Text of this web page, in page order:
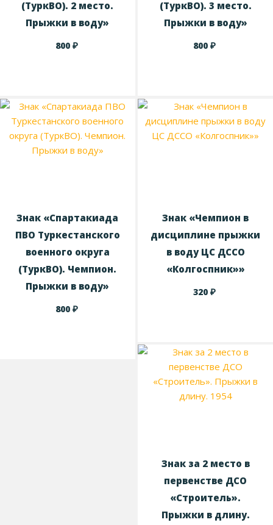
(ТуркВО). 2 место.
Прыжки в воду»
800 ₽
(ТуркВО). 3 место.
Прыжки в воду»
800₽
Знак «Спартакиада
ПВО Туркестанского
военного округа
(ТуркВО). Чемпион.
Прыжки в воду»
800 ₽
Знак «Чемпион в
дисциплине прыжки
в воду ЦС ДССО
«Колгоспник»»
320₽
Знак за 2 место в
первенстве ДСО
«Строитель».
Прыжки в длину.